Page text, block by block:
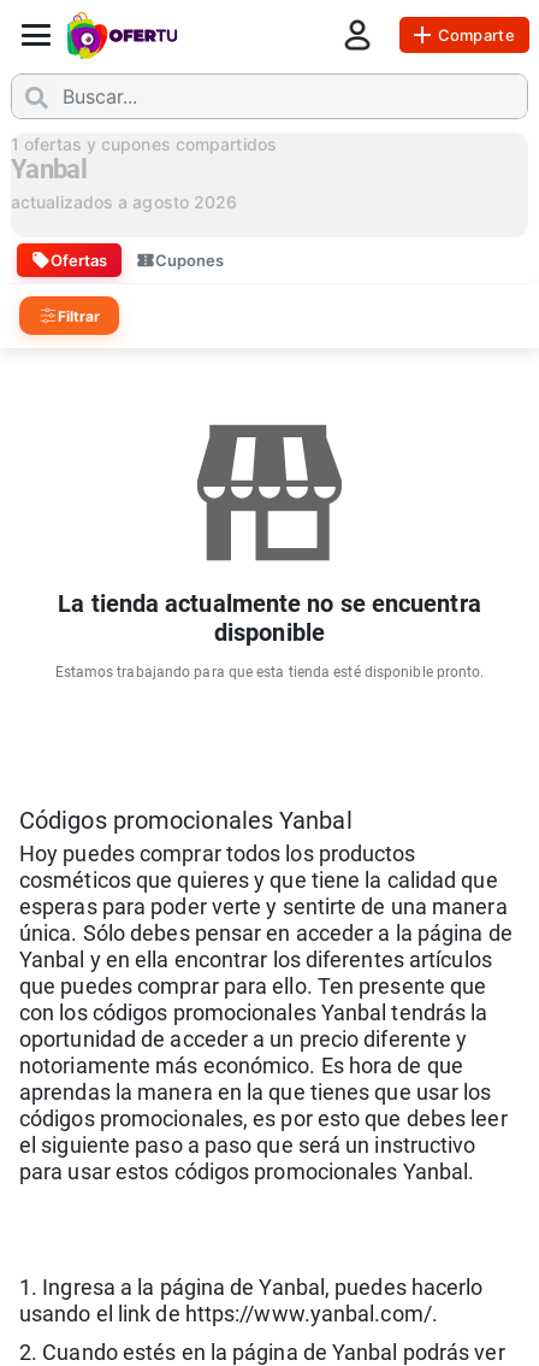
Comparte
1 ofertas y cupones compartidos
Yanbal
actualizados a agosto 2026
Ofertas Cupones
Filtrar
La tienda actualmente no se encuentra
disponible
Estamos trabajando para que esta tienda esté disponible pronto.
Códigos promocionales Yanbal
Hoy puedes comprar todos los productos
cosméticos que quieres y que tiene la calidad que
esperas para poder verte y sentirte de una manera
única. Sólo debes pensar en acceder a la página de
Yanbal y en ella encontrar los diferentes artículos
que puedes comprar para ello. Ten presente que
con los códigos promocionales Yanbal tendrás la
oportunidad de acceder a un precio diferente y
notoriamente más económico. Es hora de que
aprendas la manera en la que tienes que usar los
códigos promocionales, es por esto que debes leer
el siguiente paso a paso que será un instructivo
para usar estos códigos promocionales Yanbal.
1. Ingresa a la página de Yanbal, puedes hacerlo
usando el link de https://www.yanbal.com/.
2. Cuando estés en la página de Yanbal podrás ver